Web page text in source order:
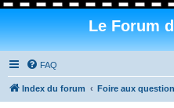
Le Forum
FAQ
Index du forum Foire aux